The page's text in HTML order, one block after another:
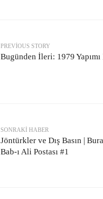
PREVIOUS STORY
Bugünden İleri: 1979 Yapımı
SONRAKI HABER
Jöntürkler ve Dış Basın |
Bab-ı Ali Postası #1